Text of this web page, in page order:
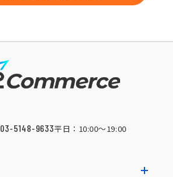
03-5148-9633平日：10:00〜19:00